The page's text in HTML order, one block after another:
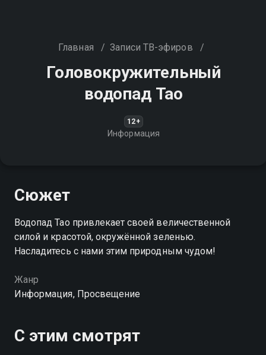
Главная / Записи ТВ-эфиров /
Головокружительный
водопад Тао
12+
Информация
Сюжет
Водопад Тао привлекает своей величественной
силой и красотой, окружённой зеленью.
Насладитесь с нами этим природным чудом!
Жанр
Информация, Просвещение
С этим смотрят